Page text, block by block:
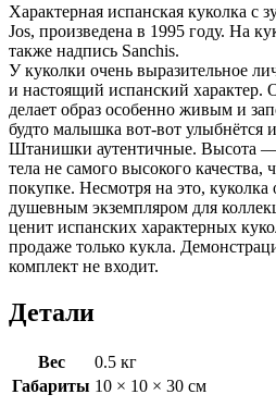
Характерная испанская куколка с
Jos, произведена в 1995 году. На
также надпись Sanchis.
У куколки очень выразительное
и настоящий испанский характер.
делает образ особенно живым и
будто малышка вот-вот улыбнётся
Штанишки аутентичные. Высота
тела не самого высокого качества,
покупке. Несмотря на это, куколка
душевным экземпляром для
ценит испанских характерных
продаже только кукла.
комплект не входит.
Детали
Вес
0.5 кг
Габариты 10 × 10 × 30 см